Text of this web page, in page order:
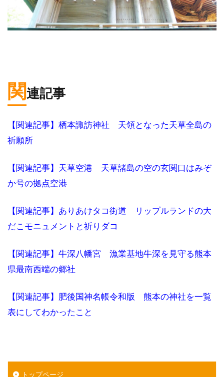
関連記事
【関連記事】栖本諏訪神社 天領となった天草全島の
祈願所
【関連記事】天草空港 天草諸島の空の玄関口はみぞ
か号の拠点空港
【関連記事】ありあけタコ街道 リップルランドの大
だこモニュメントと祈りダコ
【関連記事】牛深八幡宮 漁業基地牛深を見守る熊本
県最南西端の郷社
【関連記事】肥後国神名帳令和版 熊本の神社を一覧
表にしてわかったこと
トップページ